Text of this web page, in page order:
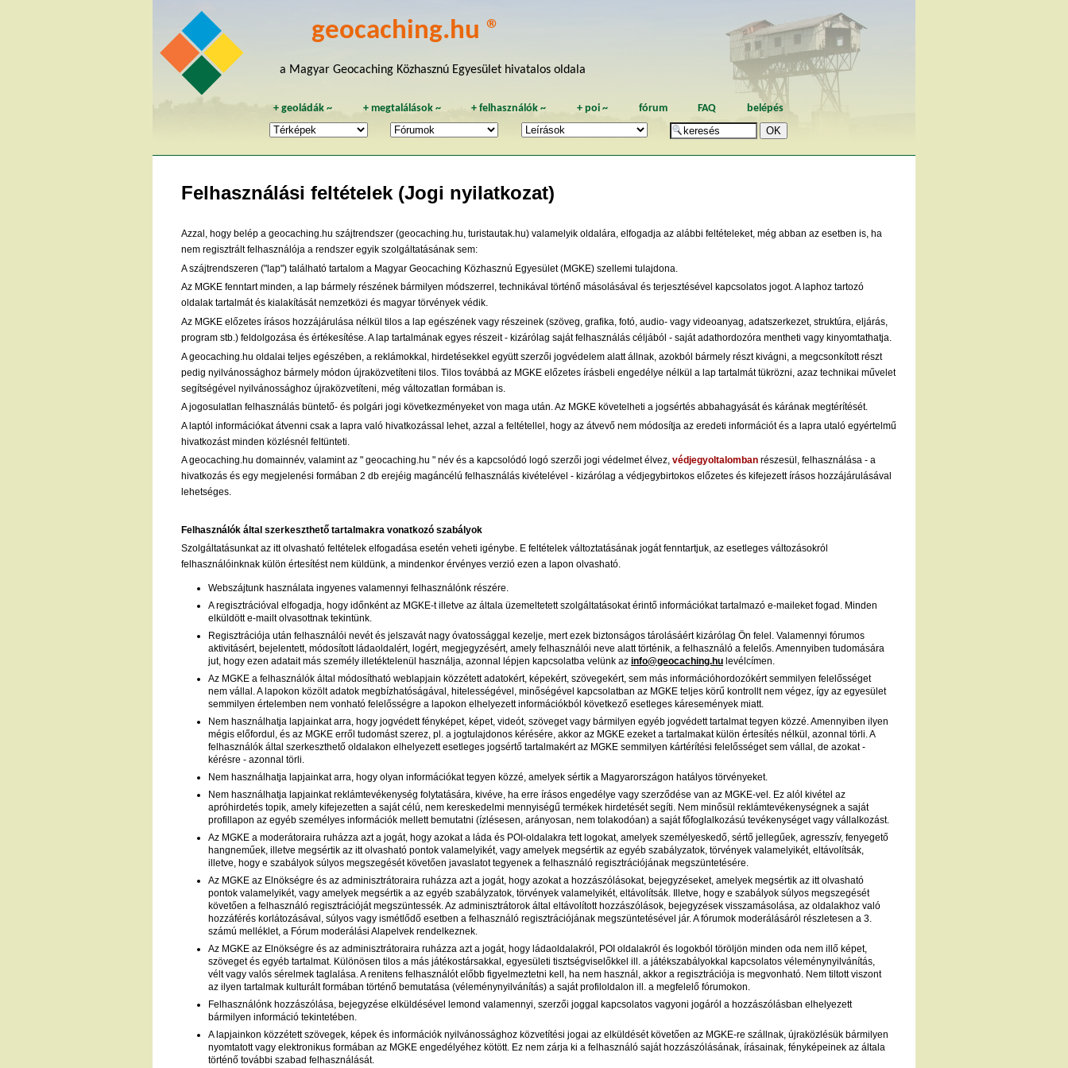
geocaching.hu ®
a Magyar Geocaching Közhasznú Egyesület hivatalos oldala
+geoládák ~ + megtalálások~ +felhasználók ~ + poi~ fórum FAQ belépés
Felhasználási feltételek (Jogi nyilatkozat)
Azzal, hogy belép a geocaching.hu szájtrendszer (geocaching.hu, turistautak.hu) valamelyik oldalára, elfogadja az alábbi feltételeket, még abban az esetben is, ha
nem regisztrált felhasználója a rendszer egyik szolgáltatásának sem:
A szájtrendszeren ("lap") található tartalom a Magyar Geocaching Közhasznú Egyesület (MGKE) szellemi tulajdona.
Az MGKE fenntart minden, a lap bármely részének bármilyen módszerrel, technikával történő másolásával és terjesztésével kapcsolatos jogot. A laphoz tartozó
oldalak tartalmát és kialakítását nemzetközi és magyar törvények védik.
Az MGKE előzetes írásos hozzájárulása nélkül tilos a lap egészének vagy részeinek (szöveg, grafika, fotó, audio- vagy videoanyag, adatszerkezet, struktúra, eljárás,
program stb.) feldolgozása és értékesítése. A lap tartalmának egyes részeit - kizárólag saját felhasználás céljából - saját adathordozóra mentheti vagy kinyomtathatja.
A geocaching.hu oldalai teljes egészében, a reklámokkal, hirdetésekkel együtt szerzői jogvédelem alatt állnak, azokból bármely részt kivágni, a megcsonkított részt
pedig nyilvánossághoz bármely módon újraközvetíteni tilos. Tilos továbbá az MGKE előzetes írásbeli engedélye nélkül a lap tartalmát tükrözni, azaz technikai művelet
segítségével nyilvánossághoz újraközvetíteni, még változatlan formában is.
A jogosulatlan felhasználás büntető- és polgári jogi következményeket von maga után. Az MGKE követelheti a jogsértés abbahagyását és kárának megtérítését.
A laptól információkat átvenni csak a lapra való hivatkozással lehet, azzal a feltétellel, hogy az átvevő nem módosítja az eredeti információt és a lapra utaló egyértelmű
hivatkozást minden közlésnél feltünteti.
A geocaching.hu domainnév, valamint az " geocaching.hu " név és a kapcsolódó logó szerzői jogi védelmet élvez, védjegyoltalomban részesül, felhasználása - a
hivatkozás és egy megjelenési formában 2 db erejéig magáncélú felhasználás kivételével - kizárólag a védjegybirtokos előzetes és kifejezett írásos hozzájárulásával
lehetséges.
Felhasználók által szerkeszthető tartalmakra vonatkozó szabályok
Szolgáltatásunkat az itt olvasható feltételek elfogadása esetén veheti igénybe. E feltételek változtatásának jogát fenntartjuk, az esetleges változásokról
felhasználóinknak külön értesítést nem küldünk, a mindenkor érvényes verzió ezen a lapon olvasható.
Webszájtunk használata ingyenes valamennyi felhasználónk részére.
A regisztrációval elfogadja, hogy időnként az MGKE-t illetve az általa üzemeltetett szolgáltatásokat érintő információkat tartalmazó e-maileket fogad. Minden
elküldött e-mailt olvasottnak tekintünk.
Regisztrációja után felhasználói nevét és jelszavát nagy óvatossággal kezelje, mert ezek biztonságos tárolásáért kizárólag Ön felel. Valamennyi fórumos
aktivitásért, bejelentett, módosított ládaoldalért, logért, megjegyzésért, amely felhasználói neve alatt történik, a felhasználó a felelős. Amennyiben tudomására
jut, hogy ezen adatait más személy illetéktelenül használja, azonnal lépjen kapcsolatba velünk az info@geocaching.hu levélcímen.
Az MGKE a felhasználók által módosítható weblapjain közzétett adatokért, képekért, szövegekért, sem más információhordozókért semmilyen felelősséget
nem vállal. A lapokon közölt adatok megbízhatóságával, hitelességével, minőségével kapcsolatban az MGKE teljes körű kontrollt nem végez, így az egyesület
semmilyen értelemben nem vonható felelősségre a lapokon elhelyezett információkból következő esetleges káresemények miatt.
Nem használhatja lapjainkat arra, hogy jogvédett fényképet, képet, videót, szöveget vagy bármilyen egyéb jogvédett tartalmat tegyen közzé. Amennyiben ilyen
mégis előfordul, és az MGKE erről tudomást szerez, pl. a jogtulajdonos kérésére, akkor az MGKE ezeket a tartalmakat külön értesítés nélkül, azonnal törli. A
felhasználók által szerkeszthető oldalakon elhelyezett esetleges jogsértő tartalmakért az MGKE semmilyen kártérítési felelősséget sem vállal, de azokat -
kérésre - azonnal törli.
Nem használhatja lapjainkat arra, hogy olyan információkat tegyen közzé, amelyek sértik a Magyarországon hatályos törvényeket.
Nem használhatja lapjainkat reklámtevékenység folytatására, kivéve, ha erre írásos engedélye vagy szerződése van az MGKE-vel. Ez alól kivétel az
apróhirdetés topik, amely kifejezetten a saját célú, nem kereskedelmi mennyiségű termékek hirdetését segíti. Nem minősül reklámtevékenységnek a saját
profillapon az egyéb személyes információk mellett bemutatni (ízlésesen, arányosan, nem tolakodóan) a saját főfoglalkozású tevékenységet vagy vállalkozást.
Az MGKE a moderátoraira ruházza azt a jogát, hogy azokat a láda és POI-oldalakra tett logokat, amelyek személyeskedő, sértő jellegűek, agresszív, fenyegető
hangneműek, illetve megsértik az itt olvasható pontok valamelyikét, vagy amelyek megsértik az egyéb szabályzatok, törvények valamelyikét, eltávolítsák,
illetve, hogy e szabályok súlyos megszegését követően javaslatot tegyenek a felhasználó regisztrációjának megszüntetésére.
Az MGKE az Elnökségre és az adminisztrátoraira ruházza azt a jogát, hogy azokat a hozzászólásokat, bejegyzéseket, amelyek megsértik az itt olvasható
pontok valamelyikét, vagy amelyek megsértik a az egyéb szabályzatok, törvények valamelyikét, eltávolítsák. Illetve, hogy e szabályok súlyos megszegését
követően a felhasználó regisztrációját megszüntessék. Az adminisztrátorok által eltávolított hozzászólások, bejegyzések visszamásolása, az oldalakhoz való
hozzáférés korlátozásával, súlyos vagy ismétlődő esetben a felhasználó regisztrációjának megszüntetésével jár. A fórumok moderálásáról részletesen a 3.
számú melléklet, a Fórum moderálási Alapelvek rendelkeznek.
Az MGKE az Elnökségre és az adminisztrátoraira ruházza azt a jogát, hogy ládaoldalakról, POI oldalakról és logokból töröljön minden oda nem illő képet,
szöveget és egyéb tartalmat. Különösen tilos a más játékostársakkal, egyesületi tisztségviselőkkel ill. a játékszabályokkal kapcsolatos véleménynyilvánítás,
vélt vagy valós sérelmek taglalása. A renitens felhasználót előbb figyelmeztetni kell, ha nem használ, akkor a regisztrációja is megvonható. Nem tiltott viszont
az ilyen tartalmak kulturált formában történő bemutatása (véleménynyilvánítás) a saját profiloldalon ill. a megfelelő fórumokon.
Felhasználónk hozzászólása, bejegyzése elküldésével lemond valamennyi, szerzői joggal kapcsolatos vagyoni jogáról a hozzászólásban elhelyezett
bármilyen információ tekintetében.
A lapjainkon közzétett szövegek, képek és információk nyilvánossághoz közvetítési jogai az elküldését követően az MGKE-re szállnak, újraközlésük bármilyen
nyomtatott vagy elektronikus formában az MGKE engedélyéhez kötött. Ez nem zárja ki a felhasználó saját hozzászólásának, írásainak, fényképeinek az általa
történő további szabad felhasználását.